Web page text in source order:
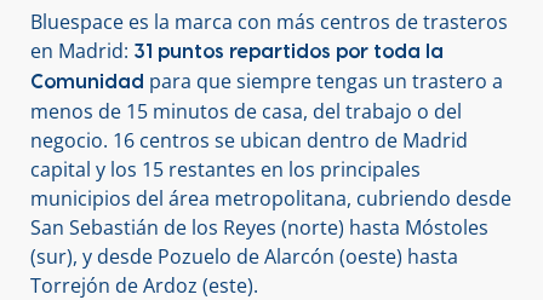
Bluespace es la marca con más centros de trasteros
en Madrid: 31 puntos repartidos por toda la
Comunidad para que siempre tengas un trastero a
menos de 15 minutos de casa, del trabajo o del
negocio. 16 centros se ubican dentro de Madrid
capital y los 15 restantes en los principales
municipios del área metropolitana, cubriendo desde
San Sebastián de los Reyes (norte) hasta Móstoles
(sur), y desde Pozuelo de Alarcón (oeste) hasta
Torrejón de Ardoz (este).